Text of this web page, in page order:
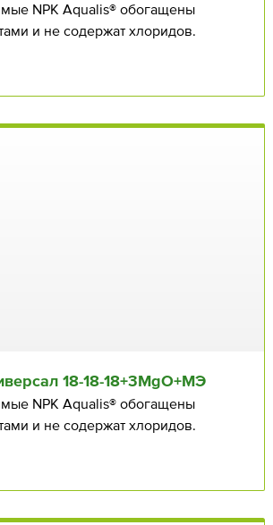
NPK Aqualis® обогащены
и не содержат хлоридов.
18⁠-18⁠-18+3MgO+МЭ
NPK Aqualis® обогащены
и не содержат хлоридов.